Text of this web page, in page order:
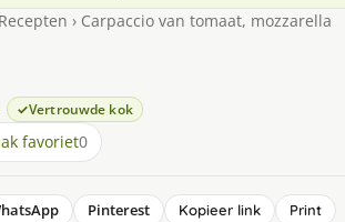
Recepten › Carpaccio van tomaat, mozzarella
Vertrouwde kok
favoriet0
Pinterest Kopieer link Print